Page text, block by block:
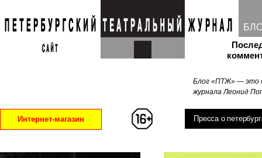
Блог «ПТЖ» — это
журнала Леонид
Интернет-магазин Пресса о